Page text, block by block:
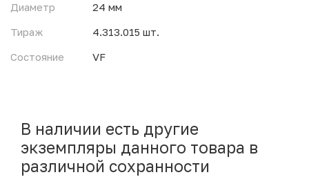
Диаметр
24 мм
Тираж
4.313.015 шт.
Состояние
VF
В наличии есть другие
экземпляры данного товара в
различной сохранности